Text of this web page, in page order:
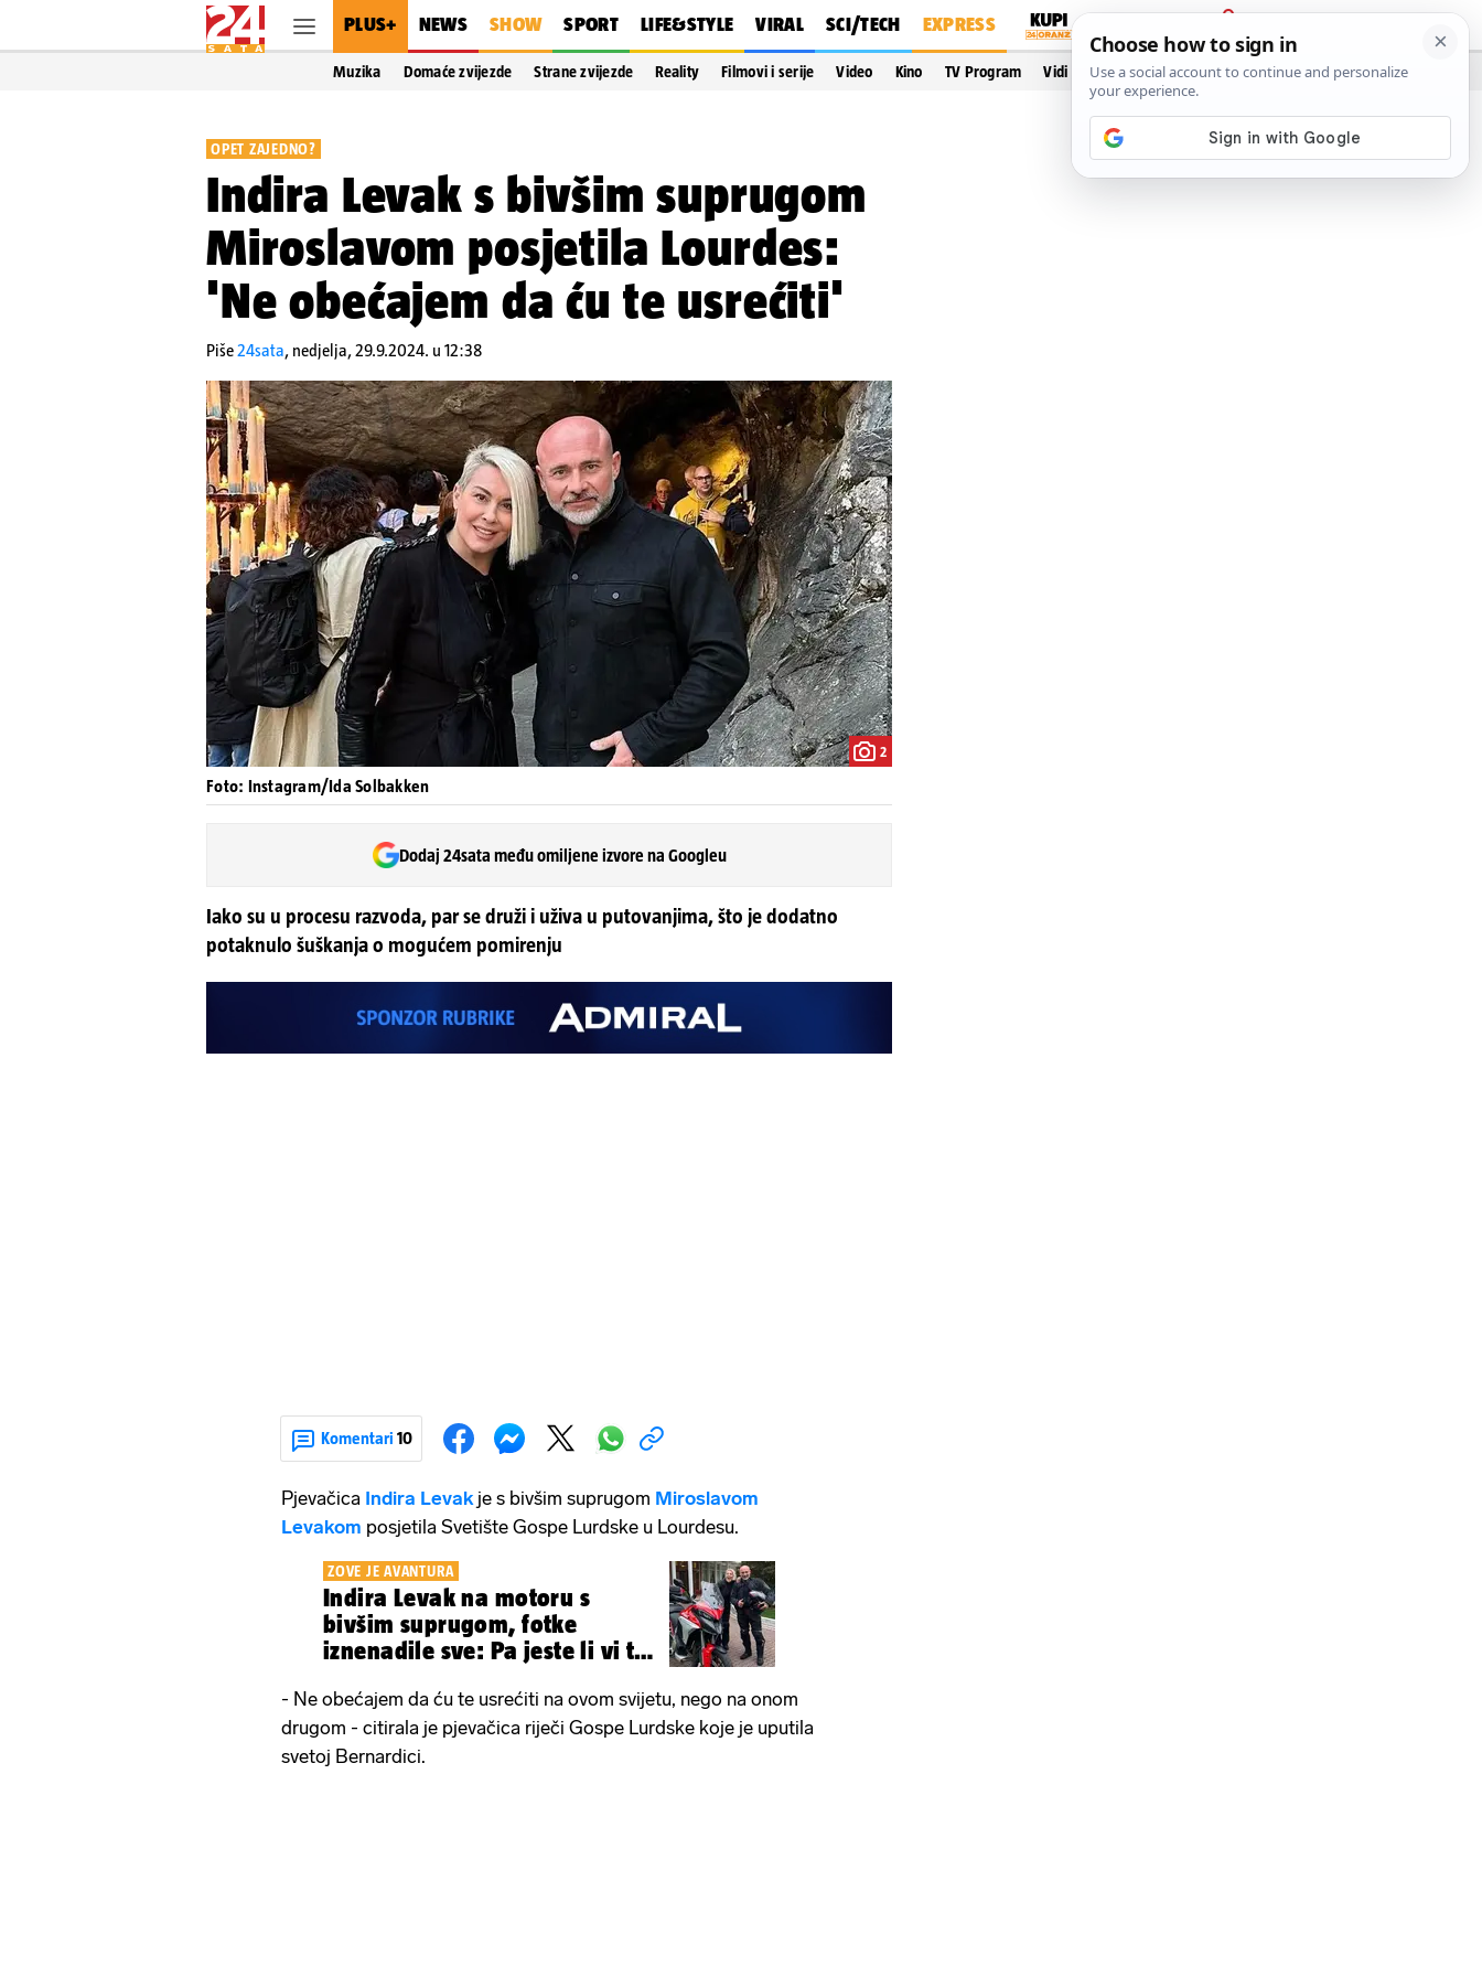
PLUS+ NEWS SHOW SPORT LIFE&STYLE VIRAL SCI/TECH EXPRESS
PRIJAVA
Muzika Domaće zvijezde Strane zvijezde Reality Filmovi i serije Video Kino TV Program Vidi još…
OPET ZAJEDNO?
Indira Levak s bivšim suprugom
Miroslavom posjetila Lourdes:
'Ne obećajem da ću te usrećiti'
Piše24sata, nedjelja, 29.9.2024. u 12:38
2
Foto: Instagram/Ida Solbakken
Dodaj 24sata među omiljene izvore na Googleu
Iako su u procesu razvoda, par se druži i uživa u putovanjima, što je dodatno
potaknulo šuškanja o mogućem pomirenju
Komentari 10
Pjevačica Indira Levak je s bivšim suprugom Miroslavom
Levakom posjetila Svetište Gospe Lurdske u Lourdesu.
ZOVE JE AVANTURA
Indira Levak na motoru s
bivšim suprugom, fotke
iznenadile sve: Pa jeste li vi to
- Ne obećajem da ću te usrećiti na ovom svijetu, nego na onom
drugom - citirala je pjevačica riječi Gospe Lurdske koje je uputila
svetoj Bernardici.